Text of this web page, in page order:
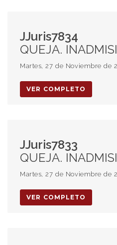
JJuris7834
QUEJA. INADMISIBILIDAD. SENTENCIA. FUNDAMENTOS SUFICIENTES.
Martes, 27 de Noviembre de
VER COMPLETO
JJuris7833
QUEJA. INADMISIBILIDAD. RECURSO
Martes, 27 de Noviembre de
VER COMPLETO